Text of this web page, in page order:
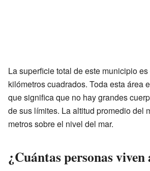
La superficie total de este municipio
kilómetros cuadrados. Toda esta área
que significa que no hay grandes
de sus límites. La altitud promedio del
metros sobre el nivel del mar.
¿Cuántas personas